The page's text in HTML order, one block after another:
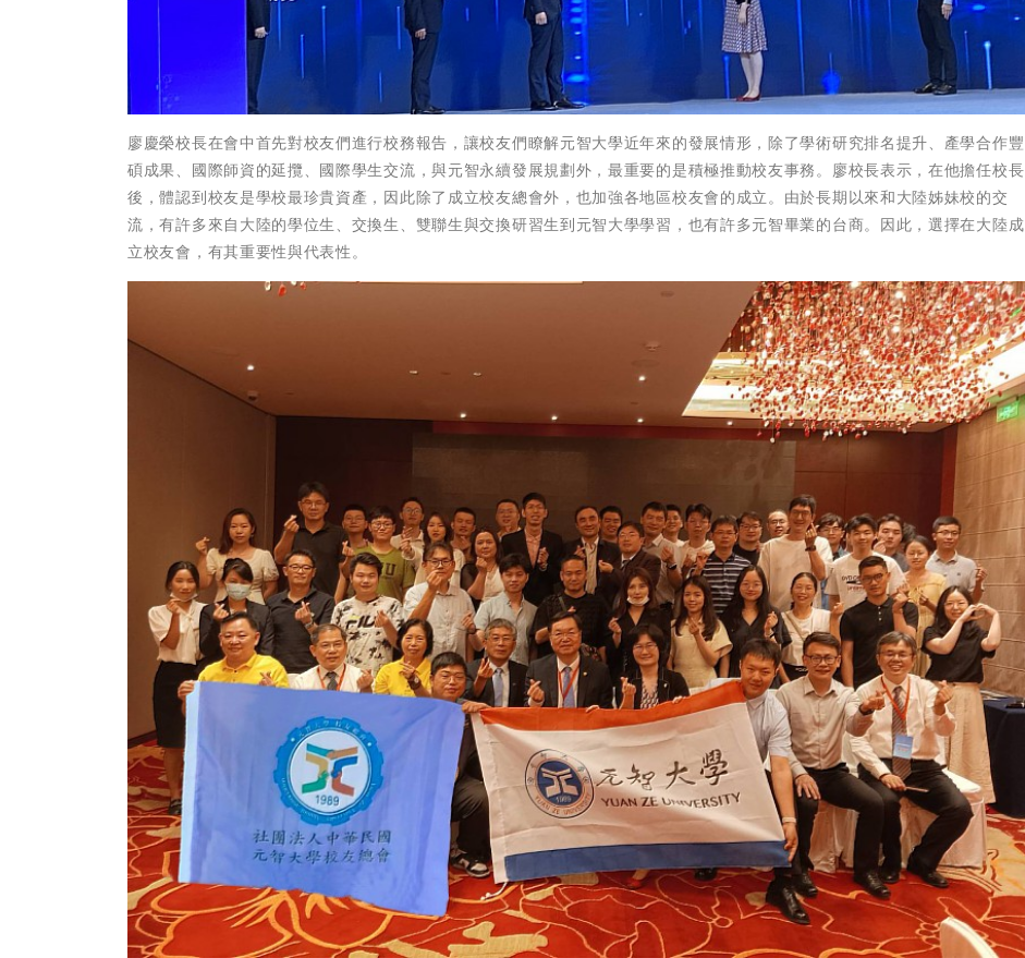
廖慶榮校長在會中首先對校友們進行校務報告，讓校友們瞭解元智大學近年來的發展情形，除了學術研究排名提升、產學合作豐
碩成果、國際師資的延攬、國際學生交流，與元智永續發展規劃外，最重要的是積極推動校友事務。廖校長表示，在他擔任校長
後，體認到校友是學校最珍貴資產，因此除了成立校友總會外，也加強各地區校友會的成立。由於長期以來和大陸姊妹校的交
流，有許多來自大陸的學位生、交換生、雙聯生與交換研習生到元智大學學習，也有許多元智畢業的台商。因此，選擇在大陸成
立校友會，有其重要性與代表性。